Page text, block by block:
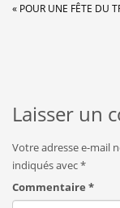
« POUR UNE FÊTE DU
Laisser un
Votre adresse e-mail
indiqués avec*
Commentaire *